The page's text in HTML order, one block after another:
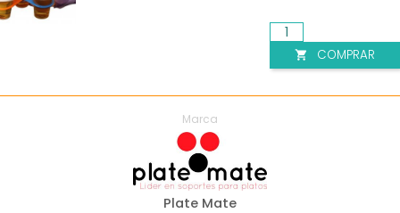
Marca
Plate Mate
 COMPRAR